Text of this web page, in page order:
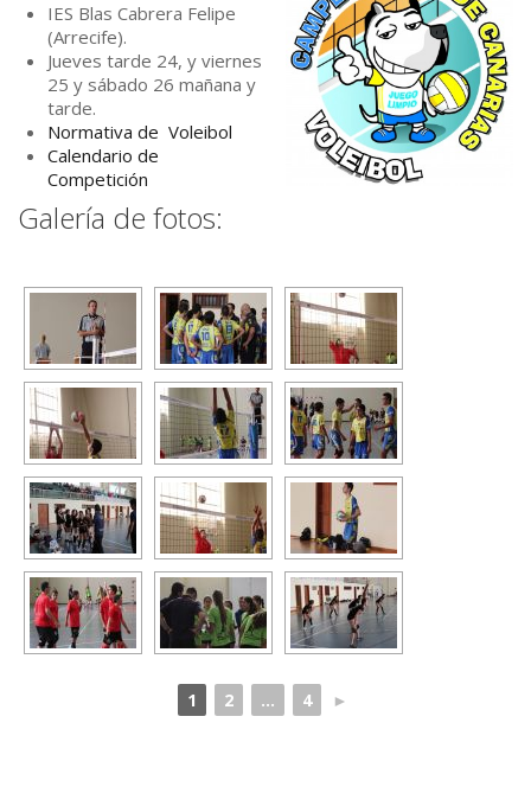
IES Blas Cabrera Felipe
(Arrecife).
Jueves tarde 24, y viernes
25 y sábado 26 mañana y
tarde.
Normativa de Voleibol
Calendario de
Competición
Galería de fotos:
1 2 ... 4 ►